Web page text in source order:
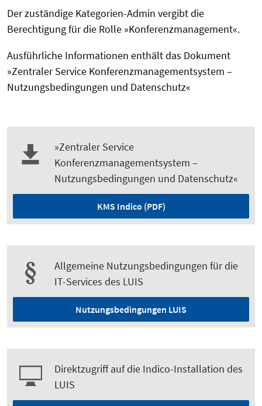
Der zuständige Kategorien-Admin vergibt die
Berechtigung für die Rolle »Konferenzmanagement«.
Ausführliche Informationen enthält das Dokument
»Zentraler Service Konferenzmanagementsystem –
Nutzungsbedingungen und Datenschutz«
»Zentraler Service
Konferenzmanagementsystem –
Nutzungsbedingungen und Datenschutz«
KMS Indico (PDF)
Allgemeine Nutzungsbedingungen für die
IT-Services des LUIS
Nutzungsbedingungen LUIS
Direktzugriff auf die Indico-Installation des
LUIS